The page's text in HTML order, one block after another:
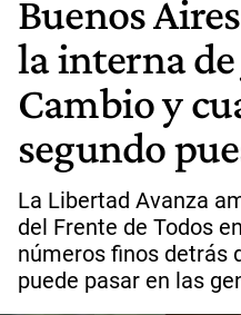
Buenos
la interna
Cambio y
segundo
La Libertad Avanza
del Frente de Todos
números finos detrás
puede pasar en las